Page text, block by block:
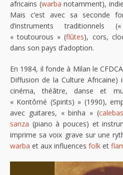
africains (warba notamment),
Mais c’est avec sa seconde
d’instruments
« toutourous » (flûtes), cors,
dans son pays d’adoption.
En 1984, il fonde à Milan le
Diffusion de la Culture Africaine)
cinéma, théâtre, danse et
« Kontômé (Spirits) » (1990),
avec guitares, « binha » (
sanza (piano à pouces) et
imprime sa voix grave sur une
warba et aux influences folk et